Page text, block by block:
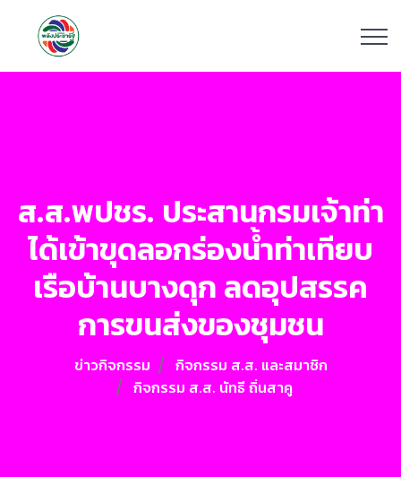
ส.ส.พปชร. ประสานกรมเจ้าท่า
ได้เข้าขุดลอกร่องน้ำท่าเทียบ
เรือบ้านบางดุก ลดอุปสรรค
การขนส่งของชุมชน
ข่าวกิจกรรม
กิจกรรม ส.ส. และสมาชิก
กิจกรรม ส.ส. นัทธี ถิ่นสาคู